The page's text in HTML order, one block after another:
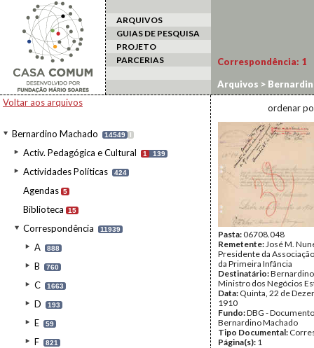
ARQUIVOS
GUIAS DE PESQUISA
PROJETO
PARCERIAS
Voltar aos arquivos
Bernardino Machado 14549 I
Activ. Pedagógica e Cultural 1 139
Actividades Políticas 424
Agendas 5
Biblioteca 15
Correspondência 11939
A 888
B 760
C 1663
D 193
E 59
F 821
Correspondência: 1
Arquivos >
ordenar
Pasta:06708.048
Remetente:José M.
Presidente da
da Primeira Infância
Destinatário:
Ministro dos Negócios
Data: Quinta, 22 de
1910
Fundo:DBG -
Bernardino Machado
Tipo Documental:
Página(s): 1